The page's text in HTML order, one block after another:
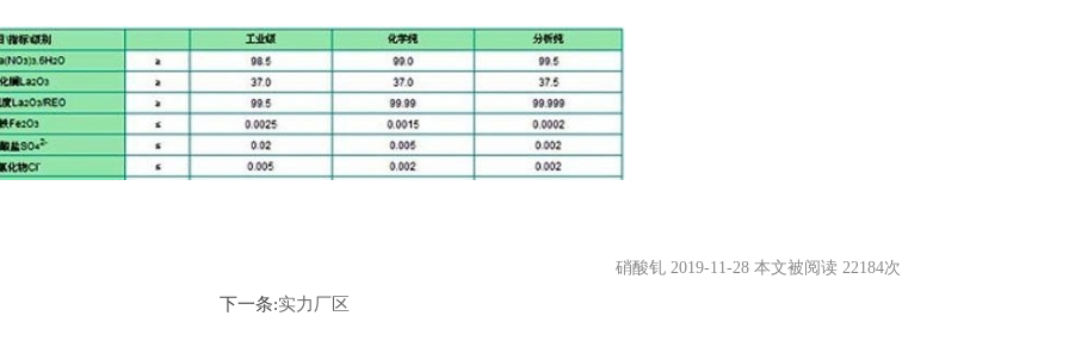
硝酸钆 2019-11-28 本文被阅读 22184次
下一条:实力厂区